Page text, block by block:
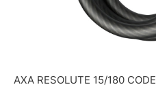
AXA RESOLUTE 15/180 CODE